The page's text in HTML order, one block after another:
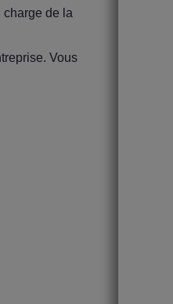
de la
Vous